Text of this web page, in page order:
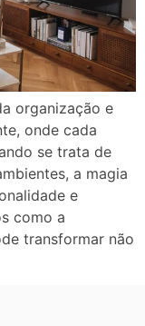
organização e
onde cada
se trata de
a magia
e
como a
transformar não